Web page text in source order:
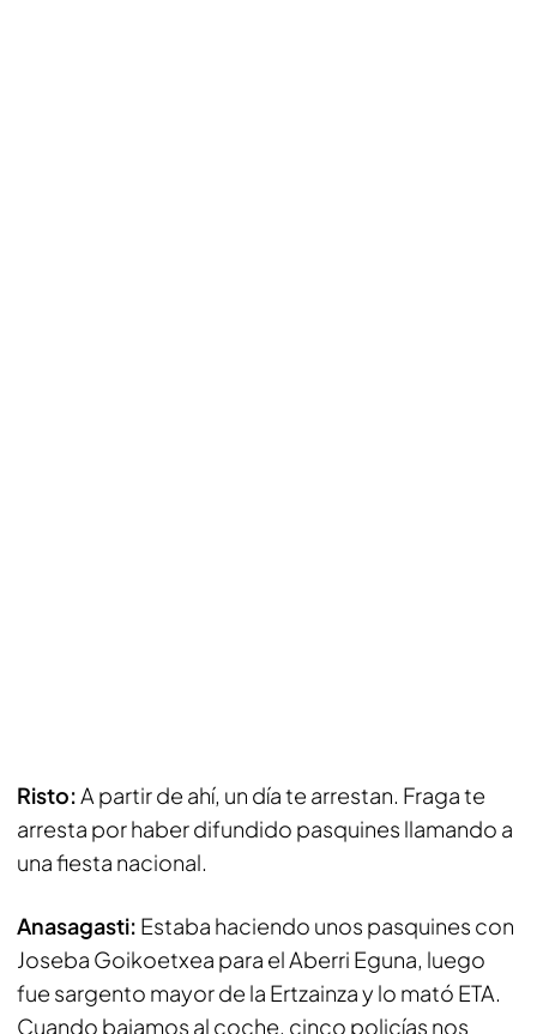
Risto:A partir de ahí, un día te arrestan. Fraga te
arresta por haber difundido pasquines llamando a
una fiesta nacional.
Anasagasti: Estaba haciendo unos pasquines con
Joseba Goikoetxea para el Aberri Eguna, luego
fue sargento mayor de la Ertzainza y lo mató ETA.
Cuando bajamos al coche, cinco policías nos